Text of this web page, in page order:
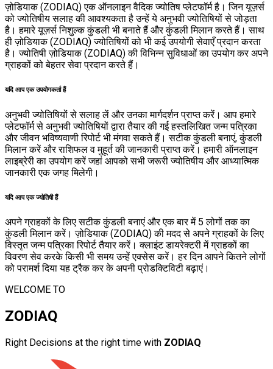
ज़ोडियाक (ZODIAQ) एक ऑनलाइन वैदिक ज्योतिष प्लेटफॉर्म है। जिन यूज़र्स
को ज्योतिषीय सलाह की आवश्यकता है उन्हें ये अनुभवी ज्योतिषियों से जोड़ता
है। हमारे यूज़र्स निशुल्क कुंडली भी बनाते हैं और कुंडली मिलान करते हैं। साथ
ही ज़ोडियाक (ZODIAQ) ज्योतिषियों को भी कई उपयोगी सेवाएँ प्रदान करता
है। ज्योतिषी ज़ोडियाक (ZODIAQ) की विभिन्न सुविधाओं का उपयोग कर अपने
ग्राहकों को बेहतर सेवा प्रदान करते हैं।
यदि आप एक उपयोगकर्ता हैं
अनुभवी ज्योतिषियों से सलाह लें और उनका मार्गदर्शन प्राप्त करें। आप हमारे
प्लेटफॉर्म से अनुभवी ज्योतिषियों द्वारा तैयार की गई हस्तलिखित जन्म पत्रिका
और जीवन भविष्यवाणी रिपोर्ट भी मंगवा सकते हैं। सटीक कुंडली बनाएं, कुंडली
मिलान करें और राशिफल व मुहूर्त की जानकारी प्राप्त करें। हमारी ऑनलाइन
लाइब्रेरी का उपयोग करें जहां आपको सभी जरूरी ज्योतिषीय और आध्यात्मिक
जानकारी एक जगह मिलेगी।
यदि आप एक ज्योतिषी हैं
अपने ग्राहकों के लिए सटीक कुंडली बनाएं और एक बार में 5 लोगों तक का
कुंडली मिलान करें। ज़ोडियाक (ZODIAQ) की मदद से अपने ग्राहकों के लिए
विस्तृत जन्म पत्रिका रिपोर्ट तैयार करें। क्लाइंट डायरेक्टरी में ग्राहकों का
विवरण सेव करके किसी भी समय उन्हें एक्सेस करें। हर दिन आपने कितने लोगों
को परामर्श दिया यह ट्रैक कर के अपनी प्रोडक्टिविटी बढ़ाएं।
WELCOME TO
ZODIAQ
Right Decisions at the right time with ZODIAQ